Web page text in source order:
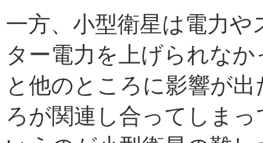
一方、小型衛星は電力
ター電力を上げられな
と他のところに影響が
ろが関連し合ってしま